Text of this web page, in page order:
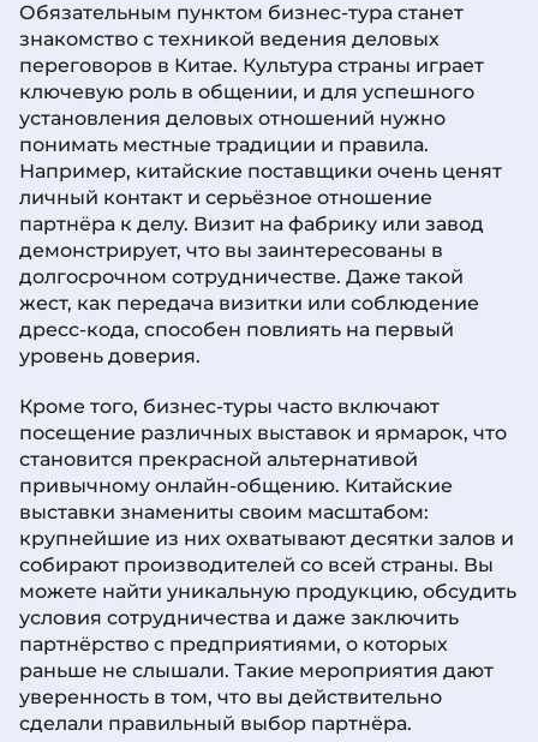
Обязательным пунктом бизнес-тура станет
знакомство с техникой ведения деловых
переговоров в Китае. Культура страны играет
ключевую роль в общении, и для успешного
установления деловых отношений нужно
понимать местные традиции и правила.
Например, китайские поставщики очень ценят
личный контакт и серьёзное отношение
партнёра к делу. Визит на фабрику или завод
демонстрирует, что вы заинтересованы в
долгосрочном сотрудничестве. Даже такой
жест, как передача визитки или соблюдение
дресс-кода, способен повлиять на первый
уровень доверия.
Кроме того, бизнес-туры часто включают
посещение различных выставок и ярмарок, что
становится прекрасной альтернативой
привычному онлайн-общению. Китайские
выставки знамениты своим масштабом:
крупнейшие из них охватывают десятки залов и
собирают производителей со всей страны. Вы
можете найти уникальную продукцию, обсудить
условия сотрудничества и даже заключить
партнёрство с предприятиями, о которых
раньше не слышали. Такие мероприятия дают
уверенность в том, что вы действительно
сделали правильный выбор партнёра.